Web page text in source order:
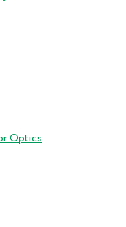
Optics